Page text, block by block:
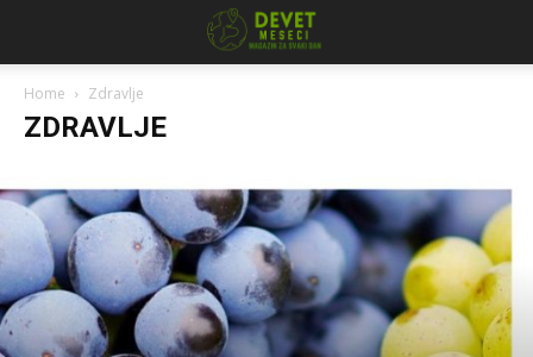
Home Zdravlje
ZDRAVLJE